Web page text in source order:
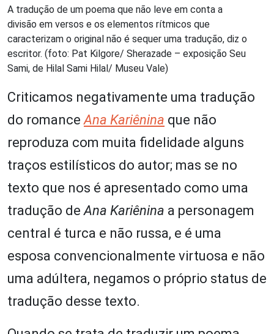
A tradução de um poema que não leve em conta a
divisão em versos e os elementos rítmicos que
caracterizam o original não é sequer uma tradução, diz o
escritor. (foto: Pat Kilgore/ Sherazade – exposição Seu
Sami, de Hilal Sami Hilal/ Museu Vale)
Criticamos negativamente uma tradução
do romance Ana Kariênina que não
reproduza com muita fidelidade alguns
traços estilísticos do autor; mas se no
texto que nos é apresentado como uma
tradução deAna Kariênina a personagem
central é turca e não russa, e é uma
esposa convencionalmente virtuosa e não
uma adúltera, negamos o próprio status de
tradução desse texto.